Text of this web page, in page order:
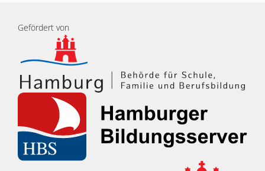
Gefördert von